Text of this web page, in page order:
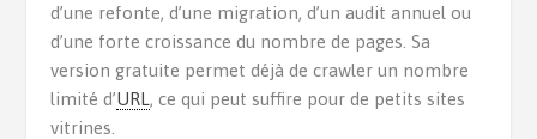
d’une refonte, d’une migration, d’un audit annuel ou
d’une forte croissance du nombre de pages. Sa
version gratuite permet déjà de crawler un nombre
limité d’URL, ce qui peut suffire pour de petits sites
vitrines.